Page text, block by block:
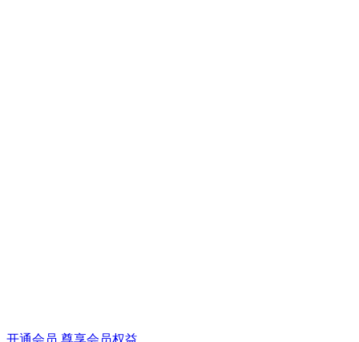
开通会员 尊享会员权益